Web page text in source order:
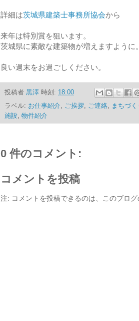
詳細は茨城県建築士事務所協会から
来年は特別賞を狙います。
茨城県に素敵な建築物が増えますように。
良い週末をお過ごしください。
投稿者 黒澤 時刻: 18:00
ラベル: お仕事紹介, ご挨拶, ご連絡, まちづく
施設, 物件紹介
0 件のコメント:
コメントを投稿
注: コメントを投稿できるのは、このブログ